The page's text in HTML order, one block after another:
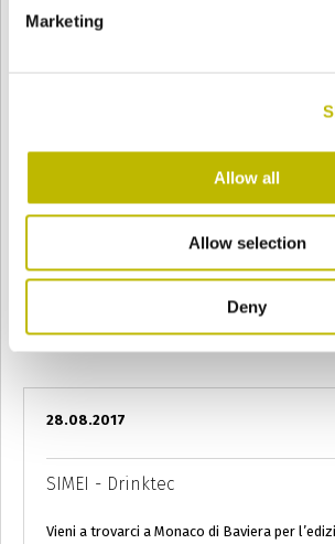
Marketing
Allow all
Allow selection
Deny
Vetri Speciali si è presentata al pubblico con
immagine, l'innovativo stand e una...
28.08.2017
SIMEI - Drinktec
Vieni a trovarci a Monaco di Baviera per